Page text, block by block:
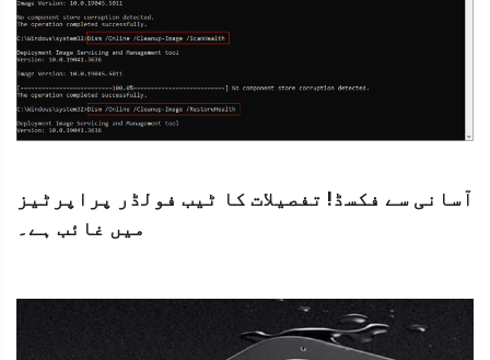
آسانی سے فکسڈ! تفصیلات کا ٹیب فولڈر پراپرٹیز
میں غائب ہے۔